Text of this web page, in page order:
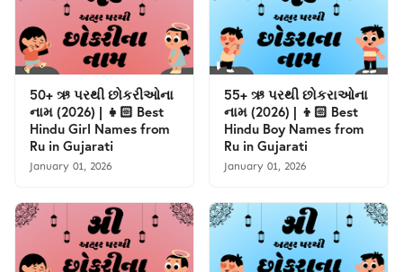
50+ ઋ પરથી છોકરીઓના
નામ (2026) | 👧🏻 Best
Hindu Girl Names from
Ru in Gujarati
January 01, 2026
55+ ઋ પરથી છોકરાઓના
નામ (2026) | 👦🏻 Best
Hindu Boy Names from
Ru in Gujarati
January 01, 2026